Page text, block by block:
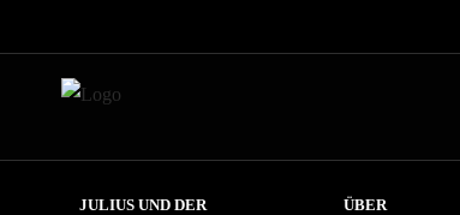
JULIUS UND DER
ÜBER